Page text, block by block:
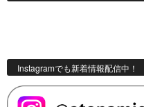
Instagramでも新着情報配信中！